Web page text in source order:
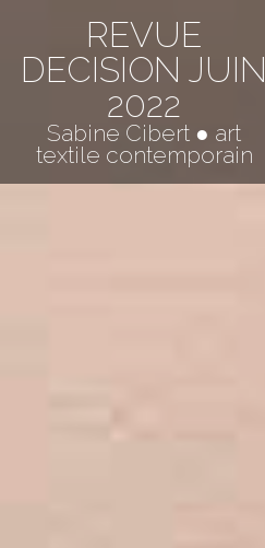
REVUE
DECISION JUIN
2022
Sabine Cibert ● art
textile contemporain